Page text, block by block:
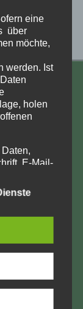
eine
über
möchte,
werden. Ist
holen
E-Mail-
unser
und
die ihnen